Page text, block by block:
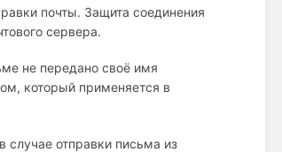
почты. Защита соединения
сервера.
не передано своё имя
который применяется в
случае отправки письма из